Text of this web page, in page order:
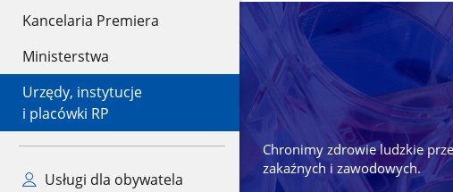
Kancelaria Premiera
Ministerstwa
Urzędy, instytucje
i placówki RP
Usługi dla obywatela
Chronimy zdrowie ludzkie
zakaźnych i zawodowych.